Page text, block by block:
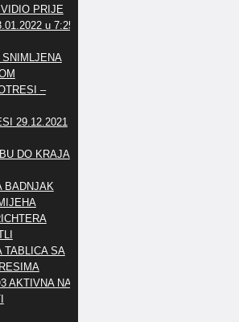
PRIJE
u 7:25
–
29.12.2021
DO KRAJA
BADNJAK
TABLICA SA
AKTIVNA NA